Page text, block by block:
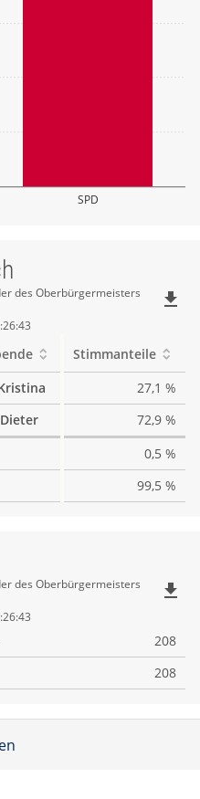
SPD
des Oberbürgermeisters
file_download
Stimmanteile
27,1 %
72,9 %
0,5 %
99,5 %
des Oberbürgermeisters
file_download
208
208